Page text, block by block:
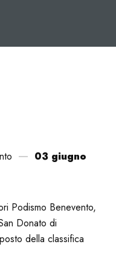
03 giugno
Podismo Benevento,
Donato di
della classifica